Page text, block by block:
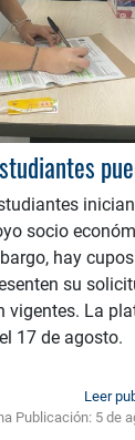
socio
hay
su
vigentes. La
17 de agosto.
Leer
Publicación: 5 de